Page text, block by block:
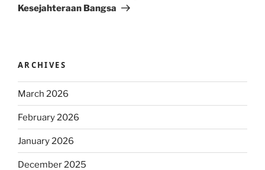
Kesejahteraan Bangsa
ARCHIVES
March 2026
February 2026
January 2026
December 2025